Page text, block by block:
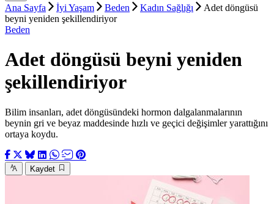
Ana Sayfa İyi Yaşam Beden Kadın Sağlığı
Adet döngüsü
beyni yeniden şekillendiriyor
Beden
Adet döngüsü beyni yeniden
şekillendiriyor
Bilim insanları, adet döngüsündeki hormon dalgalanmalarının
beynin gri ve beyaz maddesinde hızlı ve geçici değişimler yarattığını
ortaya koydu.
Kaydet